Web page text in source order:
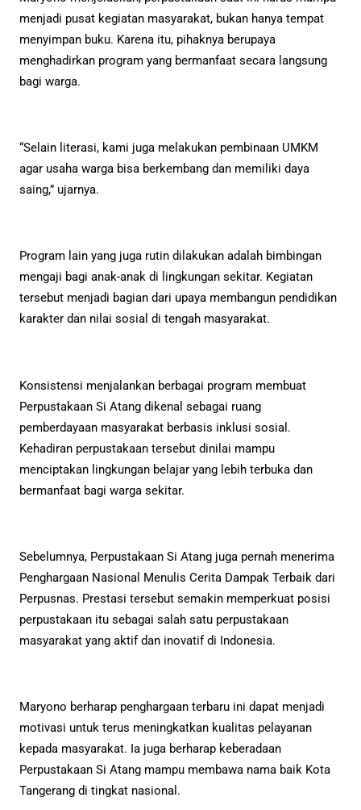
menjadi pusat kegiatan masyarakat, bukan hanya tempat
menyimpan buku. Karena itu, pihaknya berupaya
menghadirkan program yang bermanfaat secara langsung
bagi warga.
“Selain literasi, kami juga melakukan pembinaan UMKM
agar usaha warga bisa berkembang dan memiliki daya
saing,” ujarnya.
Program lain yang juga rutin dilakukan adalah bimbingan
mengaji bagi anak-anak di lingkungan sekitar. Kegiatan
tersebut menjadi bagian dari upaya membangun pendidikan
karakter dan nilai sosial di tengah masyarakat.
Konsistensi menjalankan berbagai program membuat
Perpustakaan Si Atang dikenal sebagai ruang
pemberdayaan masyarakat berbasis inklusi sosial.
Kehadiran perpustakaan tersebut dinilai mampu
menciptakan lingkungan belajar yang lebih terbuka dan
bermanfaat bagi warga sekitar.
Sebelumnya, Perpustakaan Si Atang juga pernah menerima
Penghargaan Nasional Menulis Cerita Dampak Terbaik dari
Perpusnas. Prestasi tersebut semakin memperkuat posisi
perpustakaan itu sebagai salah satu perpustakaan
masyarakat yang aktif dan inovatif di Indonesia.
Maryono berharap penghargaan terbaru ini dapat menjadi
motivasi untuk terus meningkatkan kualitas pelayanan
kepada masyarakat. Ia juga berharap keberadaan
Perpustakaan Si Atang mampu membawa nama baik Kota
Tangerang di tingkat nasional.